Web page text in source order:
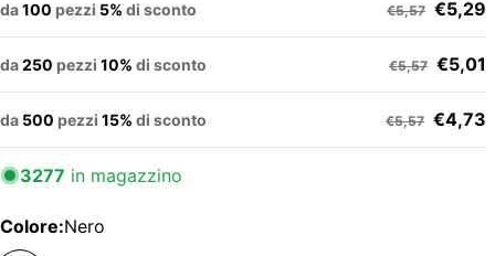
da100 pezzi 5% di sconto €5,57 €5,29
da250 pezzi 10% di sconto €5,57 €5,01
da 500 pezzi 15% di sconto €5,57 €4,73
3277 in magazzino
Colore:Nero